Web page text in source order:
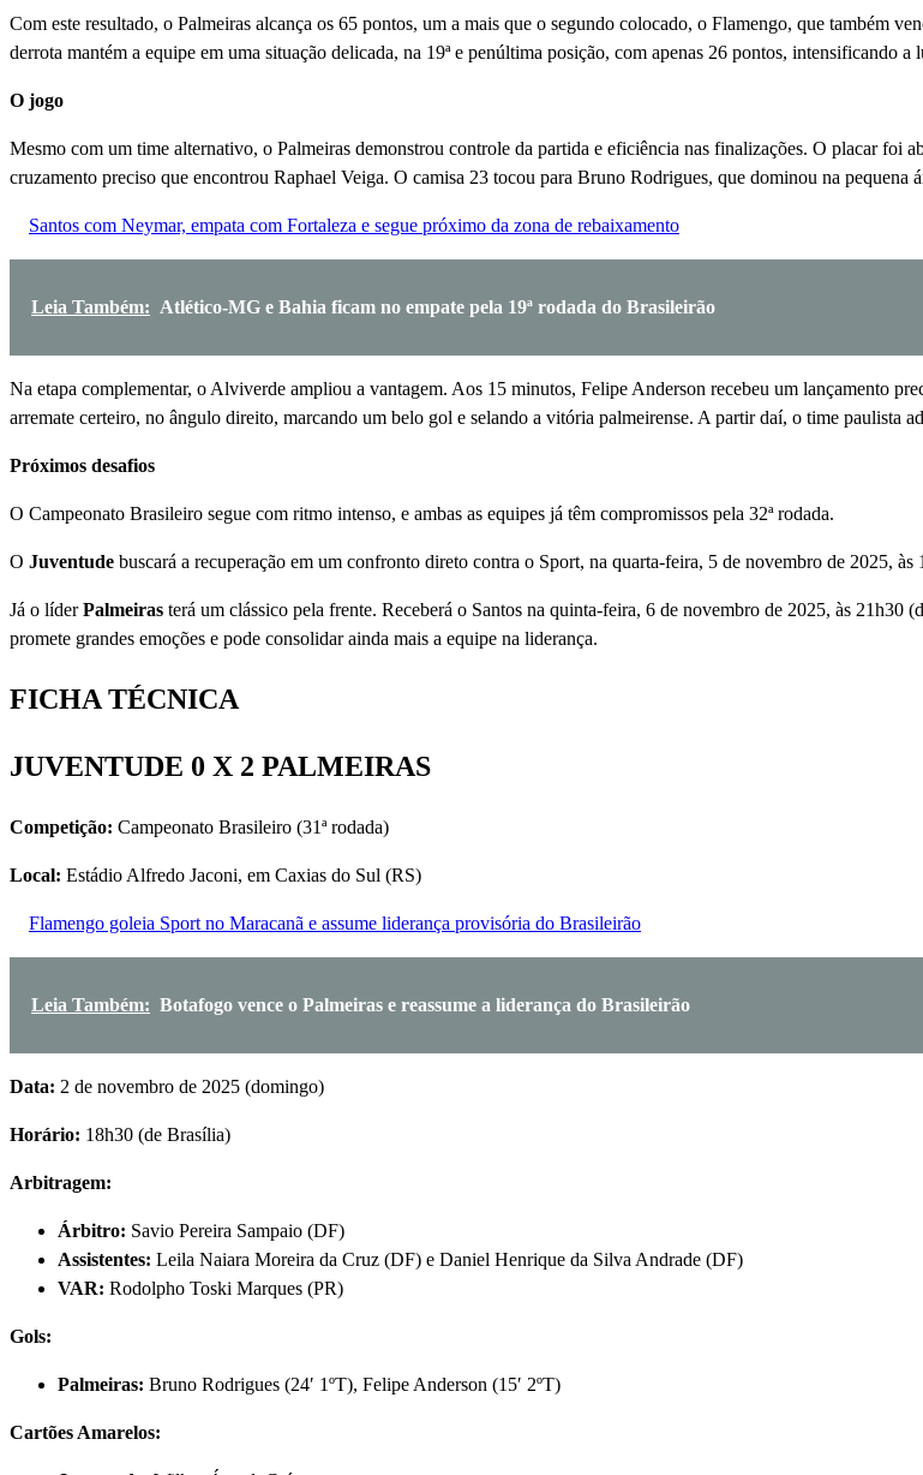
Com este resultado, o Palmeiras alcança os 65 pontos, um a mais que o segundo colocado, o Flamengo, que também
derrota mantém a equipe em uma situação delicada, na 19ª e penúltima posição, com apenas 26 pontos, intensificando a
O jogo
Mesmo com um time alternativo, o Palmeiras demonstrou controle da partida e eficiência nas finalizações. O placar foi
cruzamento preciso que encontrou Raphael Veiga. O camisa 23 tocou para Bruno Rodrigues, que dominou na pequena
Santos com Neymar, empata com Fortaleza e segue próximo da zona de rebaixamento
Leia Também: Atlético-MG e Bahia ficam no empate pela 19ª rodada do Brasileirão
Na etapa complementar, o Alviverde ampliou a vantagem. Aos 15 minutos, Felipe Anderson recebeu um lançamento
arremate certeiro, no ângulo direito, marcando um belo gol e selando a vitória palmeirense. A partir daí, o time paulista
Próximos desafios
O Campeonato Brasileiro segue com ritmo intenso, e ambas as equipes já têm compromissos pela 32ª rodada.
O Juventude buscará a recuperação em um confronto direto contra o Sport, na quarta-feira, 5 de novembro de 2025,
Já o líderPalmeiras terá um clássico pela frente. Receberá o Santos na quinta-feira, 6 de novembro de 2025, às
promete grandes emoções e pode consolidar ainda mais a equipe na liderança.
FICHA TÉCNICA
JUVENTUDE 0 X 2 PALMEIRAS
Competição: Campeonato Brasileiro (31ª rodada)
Local: Estádio Alfredo Jaconi, em Caxias do Sul (RS)
Flamengo goleia Sport no Maracanã e assume liderança provisória do Brasileirão
Leia Também: Botafogo vence o Palmeiras e reassume a liderança do Brasileirão
Data: 2 de novembro de 2025 (domingo)
Horário: 18h30 (de Brasília)
Arbitragem:
Árbitro: Savio Pereira Sampaio (DF)
Assistentes: Leila Naiara Moreira da Cruz (DF) e Daniel Henrique da Silva Andrade (DF)
VAR: Rodolpho Toski Marques (PR)
Gols:
Palmeiras: Bruno Rodrigues (24′ 1ºT), Felipe Anderson (15′ 2ºT)
Cartões Amarelos: